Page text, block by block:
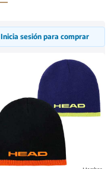
Inicia sesión para comprar